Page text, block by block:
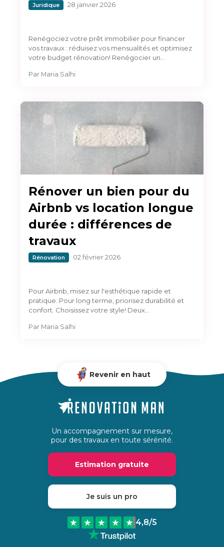
Juridique 28 janvier 2026
Renégociez votre prêt immobilier pour financer
vos travaux : réduisez vos mensualités et optimisez
votre budget rénovation! Renégocier un…
Par Maria Salhi
Rénover un bien pour du
Airbnb vs location longue
durée : différences de
travaux
Rénovation 02 février 2026
Pour Airbnb, misez sur l'esthétique rapide et
pratique. Pour long terme, priorisez durabilité et
confort. Choisissez votre style! Deux…
Par Maria Salhi
Revenir en haut
Un accompagnement sur mesure,
pour des travaux en toute sérénité.
Estimation gratuite
Je suis un pro
4,8/5